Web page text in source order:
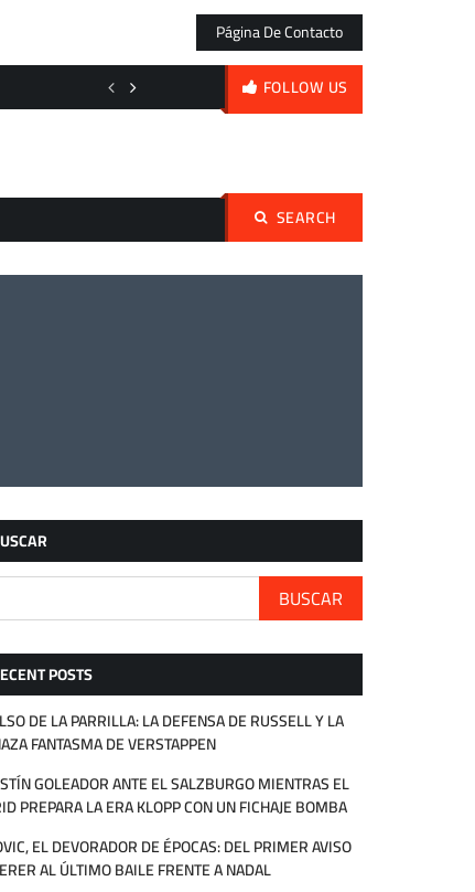
Página De Contacto
Un festín goleador ante el Salzburgo mientras el Madrid prepara la
FOLLOW US
SEARCH
Buscar:
BUSCAR
POSTS
DE LA PARRILLA: LA DEFENSA DE RUSSELL Y LA
FANTASMA DE VERSTAPPEN
GOLEADOR ANTE EL SALZBURGO MIENTRAS EL
PREPARA LA ERA KLOPP CON UN FICHAJE BOMBA
EL DEVORADOR DE ÉPOCAS: DEL PRIMER AVISO
AL ÚLTIMO BAILE FRENTE A NADAL